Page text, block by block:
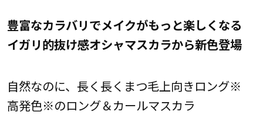
豊富なカラバリでメイクがもっと楽しくなる
イガリ的抜け感オシャマスカラから新色登場
自然なのに、長く長くまつ毛上向きロング※
高発色※のロング＆カールマスカラ